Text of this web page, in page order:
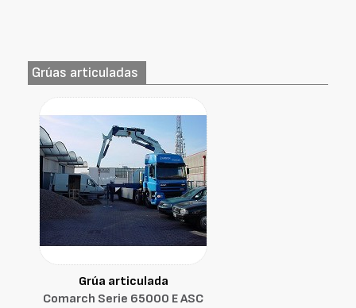
Grúas articuladas
Grúa articulada
Comarch Serie 65000 E ASC